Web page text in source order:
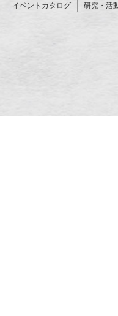
イベントカタログ 研究・活